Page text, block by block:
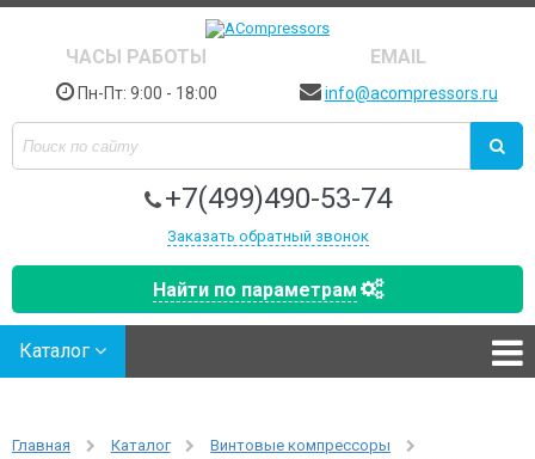
ЧАСЫ РАБОТЫ
Пн-Пт: 9:00 - 18:00
EMAIL
info@acompressors.ru
+7(499)490-53-74
Заказать обратный звонок
Найти по параметрам
Каталог
Главная Каталог
Винтовые компрессоры